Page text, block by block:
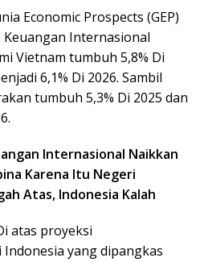
Economic Prospects (GEP)
Keuangan Internasional
Vietnam tumbuh 5,8% Di
6,1% Di 2026. Sambil
tumbuh 5,3% Di 2025 dan
Internasional Naikkan
Karena Itu Negeri
Atas, Indonesia Kalah
atas proyeksi
yang dipangkas